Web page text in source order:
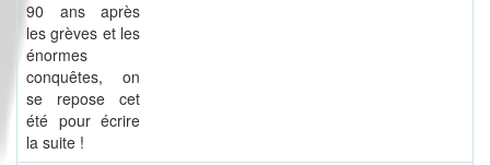
90 ans après
les grèves et les
énormes
conquêtes, on
se repose cet
été pour écrire
la suite !